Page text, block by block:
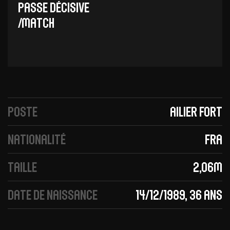
Passe décisive
/Match
Poste
Ailier fort
Nationalité
FRA
Taille
2,06m
Date de naissance
14/12/1989, 36 ans